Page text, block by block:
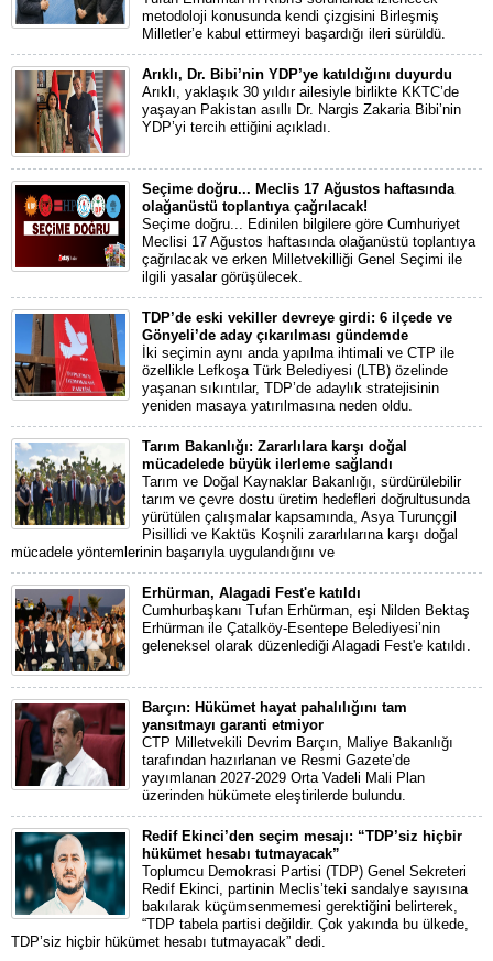
metodoloji konusunda kendi çizgisini Birleşmiş
Milletler’e kabul ettirmeyi başardığı ileri sürüldü.
Arıklı, Dr. Bibi’nin YDP’ye katıldığını duyurdu
Arıklı, yaklaşık 30 yıldır ailesiyle birlikte KKTC’de
yaşayan Pakistan asıllı Dr. Nargis Zakaria Bibi’nin
YDP’yi tercih ettiğini açıkladı.
Seçime doğru... Meclis 17 Ağustos haftasında
olağanüstü toplantıya çağrılacak!
Seçime doğru... Edinilen bilgilere göre Cumhuriyet
Meclisi 17 Ağustos haftasında olağanüstü toplantıya
çağrılacak ve erken Milletvekilliği Genel Seçimi ile
ilgili yasalar görüşülecek.
TDP’de eski vekiller devreye girdi: 6 ilçede ve
Gönyeli’de aday çıkarılması gündemde
İki seçimin aynı anda yapılma ihtimali ve CTP ile
özellikle Lefkoşa Türk Belediyesi (LTB) özelinde
yaşanan sıkıntılar, TDP’de adaylık stratejisinin
yeniden masaya yatırılmasına neden oldu.
Tarım Bakanlığı: Zararlılara karşı doğal
mücadelede büyük ilerleme sağlandı
Tarım ve Doğal Kaynaklar Bakanlığı, sürdürülebilir
tarım ve çevre dostu üretim hedefleri doğrultusunda
yürütülen çalışmalar kapsamında, Asya Turunçgil
Pisillidi ve Kaktüs Koşnili zararlılarına karşı doğal
mücadele yöntemlerinin başarıyla uygulandığını ve
Erhürman, Alagadi Fest'e katıldı
Cumhurbaşkanı Tufan Erhürman, eşi Nilden Bektaş
Erhürman ile Çatalköy-Esentepe Belediyesi’nin
geleneksel olarak düzenlediği Alagadi Fest'e katıldı.
Barçın: Hükümet hayat pahalılığını tam
yansıtmayı garanti etmiyor
CTP Milletvekili Devrim Barçın, Maliye Bakanlığı
tarafından hazırlanan ve Resmi Gazete’de
yayımlanan 2027-2029 Orta Vadeli Mali Plan
üzerinden hükümete eleştirilerde bulundu.
Redif Ekinci’den seçim mesajı: “TDP’siz hiçbir
hükümet hesabı tutmayacak”
Toplumcu Demokrasi Partisi (TDP) Genel Sekreteri
Redif Ekinci, partinin Meclis’teki sandalye sayısına
bakılarak küçümsenmemesi gerektiğini belirterek,
“TDP tabela partisi değildir. Çok yakında bu ülkede,
TDP’siz hiçbir hükümet hesabı tutmayacak” dedi.